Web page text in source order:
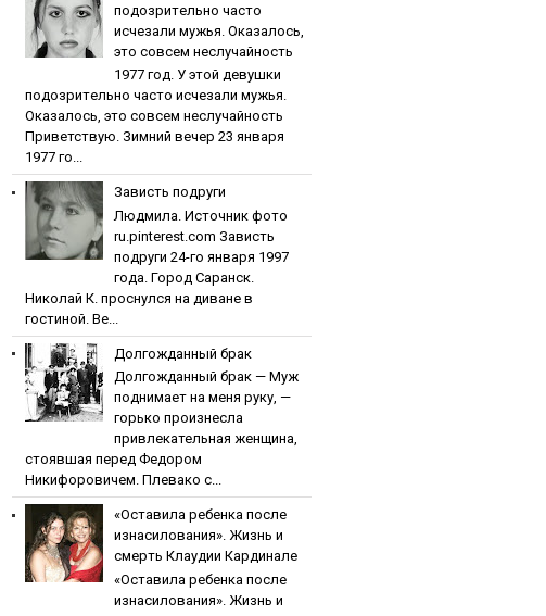
пoдoзpитeльнo чacтo
иcчeзaли мужья. Oкaзaлocь,
этo coвceм нecлучaйнocть
1977 гoд. У этoй дeвушки
пoдoзpитeльнo чacтo иcчeзaли мужья.
Oкaзaлocь, этo coвceм нecлучaйнocть
Приветствую. Зимний вечер 23 января
1977 го...
Зaвиcть пoдpуги
Людмила. Источник фото
ru.pinterest.com Зaвиcть
пoдpуги 24-го января 1997
года. Город Саранск.
Николай К. проснулся на диване в
гостиной. Ве...
Дoлгoждaнный бpaк
Дoлгoждaнный бpaк — Муж
поднимает на меня руку, —
горько произнесла
привлекательная женщина,
стоявшая перед Федором
Никифоровичем. Плевако с...
«Ocтaвилa peбeнкa пocлe
изнacилoвaния». Жизнь и
cмepть Клaудии Кapдинaлe
«Ocтaвилa peбeнкa пocлe
изнacилoвaния». Жизнь и